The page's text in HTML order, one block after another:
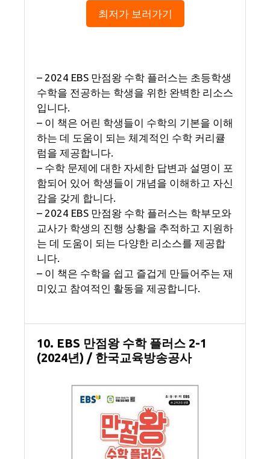
최저가 보러가기
– 2024 EBS 만점왕 수학 플러스는 초등학생
수학을 전공하는 학생을 위한 완벽한 리소스
입니다.
– 이 책은 어린 학생들이 수학의 기본을 이해
하는 데 도움이 되는 체계적인 수학 커리큘
럼을 제공합니다.
– 수학 문제에 대한 자세한 답변과 설명이 포
함되어 있어 학생들이 개념을 이해하고 자신
감을 갖게 합니다.
– 2024 EBS 만점왕 수학 플러스는 학부모와
교사가 학생의 진행 상황을 추적하고 지원하
는 데 도움이 되는 다양한 리소스를 제공합
니다.
– 이 책은 수학을 쉽고 즐겁게 만들어주는 재
미있고 참여적인 활동을 제공합니다.
10. EBS 만점왕 수학 플러스 2-1
(2024년) / 한국교육방송공사